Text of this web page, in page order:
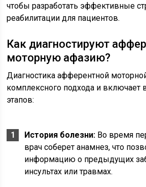
чтобы разработать эффективные
реабилитации для пациентов.
Как диагностируют
моторную афазию?
Диагностика афферентной
комплексного подхода и включает
этапов:
История болезни: Во время
врач соберет анамнез, что
информацию о предыдущих
инсультах или травмах.